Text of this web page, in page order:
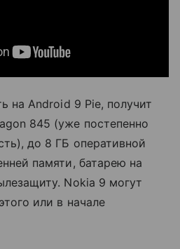
на Android 9 Pie, получит
845 (уже постепенно
до 8 ГБ оперативной
памяти, батарею на
Nokia 9 могут
или в начале